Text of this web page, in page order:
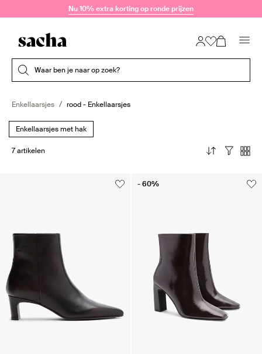
Doorgaan naar artikelNu 10% extra korting op ronde prijzen
Waar ben je naar op zoek?
Enkellaarsjes rood - Enkellaarsjes
Enkellaarsjes met hak
7 artikelen
- 60%